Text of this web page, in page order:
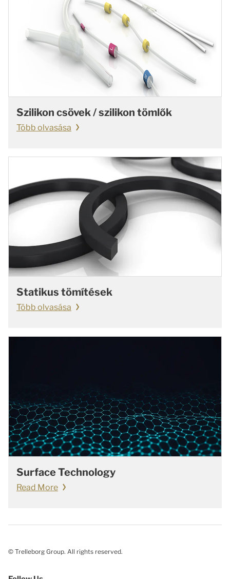
Szilikon csövek / szilikon tömlők
Több olvasása
Statikus tömítések
Több olvasása
Surface Technology
Read More
© Trelleborg Group. All rights reserved.